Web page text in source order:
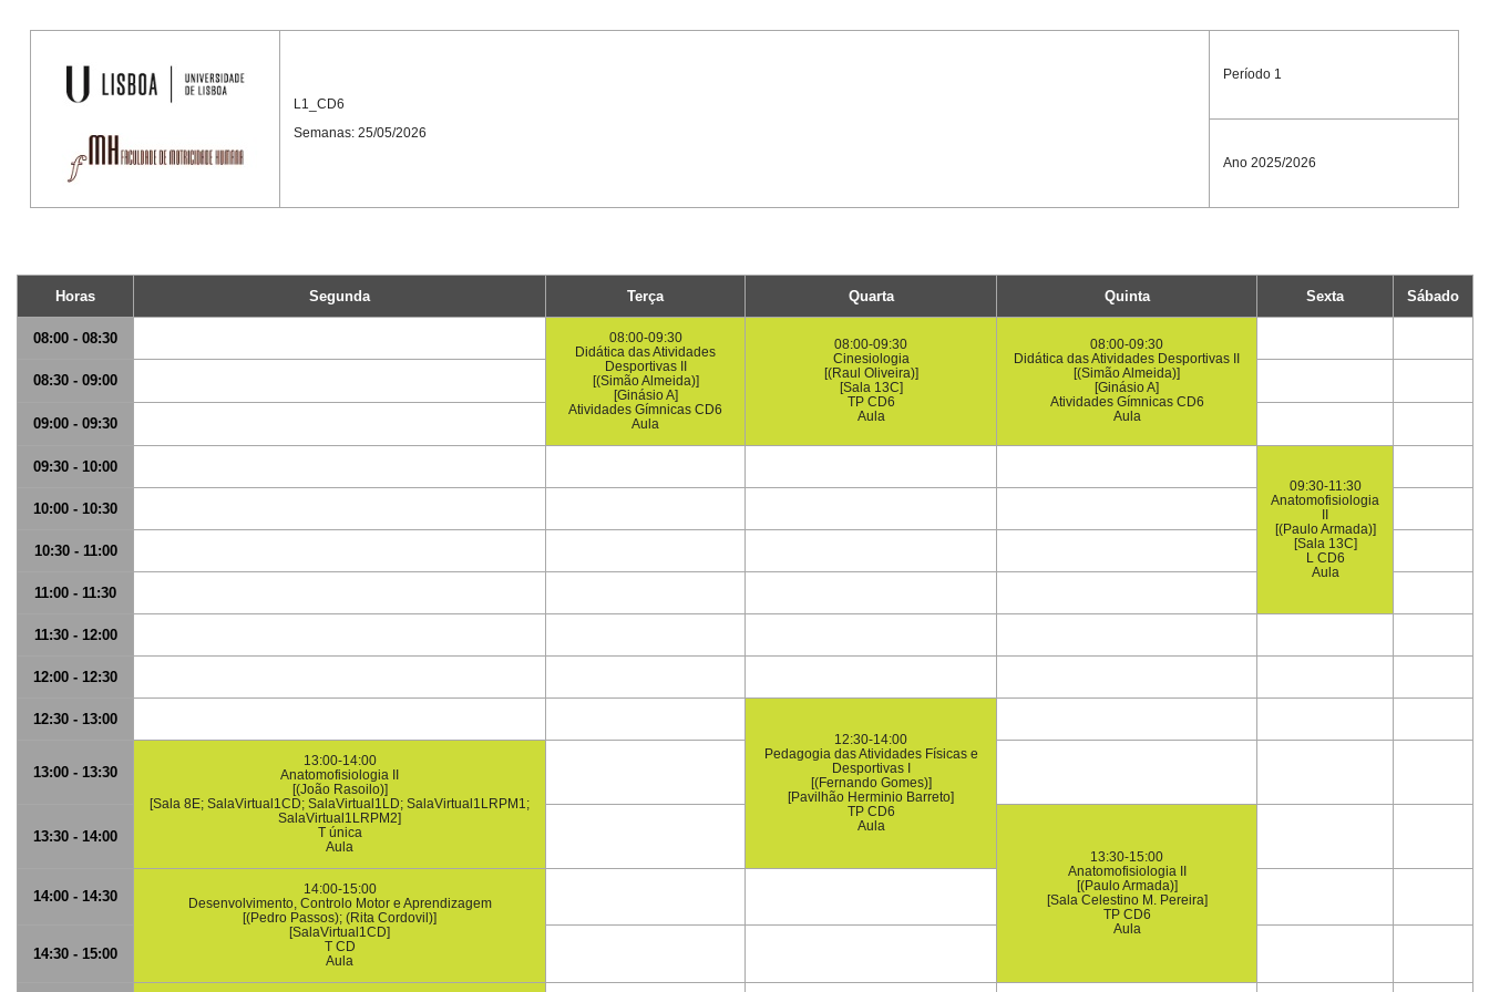
L1_CD6
Semanas: 25/05/2026
Período 1
Ano 2025/2026
Horas Segunda Terça Quarta Quinta Sexta Sábado
08:00 - 08:30
08:00-09:30
Didática das Atividades
Desportivas II
[(Simão Almeida)]
[Ginásio A]
Atividades Gímnicas CD6
Aula
08:00-09:30
Cinesiologia
[(Raul Oliveira)]
[Sala 13C]
TP CD6
Aula
08:00-09:30
Didática das Atividades Desportivas II
[(Simão Almeida)]
[Ginásio A]
Atividades Gímnicas CD6
Aula
08:30 - 09:00
09:00 - 09:30
09:30 - 10:00
09:30-11:30
Anatomofisiologia
[(Paulo Armada)]
[Sala 13C]
L CD6
Aula
10:00 - 10:30
10:30 - 11:00
11:00 - 11:30
11:30 - 12:00
12:00 - 12:30
12:30 - 13:00
12:30-14:00
Pedagogia das Atividades Físicas e
Desportivas I
[(Fernando Gomes)]
[Pavilhão Herminio Barreto]
TP CD6
Aula
13:00 - 13:30
13:00-14:00
Anatomofisiologia II
[(João Rasoilo)]
[Sala 8E; SalaVirtual1CD; SalaVirtual1LD; SalaVirtual1LRPM1;
SalaVirtual1LRPM2]
T única
Aula
13:30 - 14:00
13:30-15:00
Anatomofisiologia II
[(Paulo Armada)]
[Sala Celestino M. Pereira]
TP CD6
Aula
14:00 - 14:30
14:00-15:00
Desenvolvimento, Controlo Motor e Aprendizagem
[(Pedro Passos); (Rita Cordovil)]
[SalaVirtual1CD]
T CD
Aula
14:30 - 15:00